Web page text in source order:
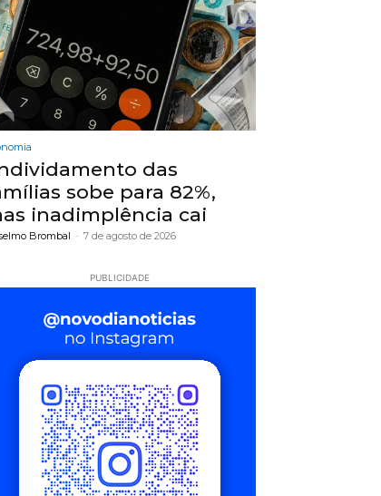
das
sobe para 82%,
inadimplência cai
Brombal - 7 de agosto de 2026
PUBLICIDADE